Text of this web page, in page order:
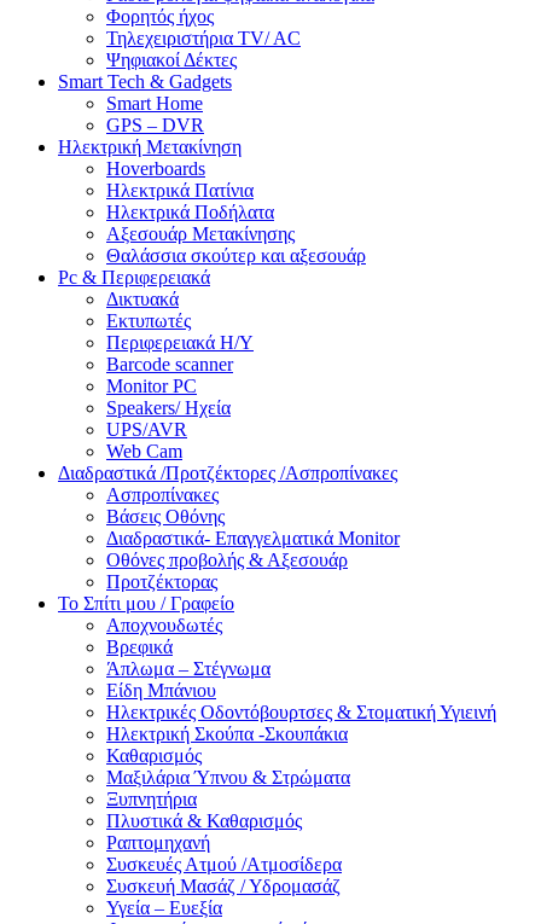
Φορητός ήχος
Τηλεχειριστήρια TV/ AC
Ψηφιακοί Δέκτες
Smart Tech & Gadgets
Smart Home
GPS – DVR
Ηλεκτρική Μετακίνηση
Hoverboards
Ηλεκτρικά Πατίνια
Ηλεκτρικά Ποδήλατα
Αξεσουάρ Μετακίνησης
Θαλάσσια σκούτερ και αξεσουάρ
Pc & Περιφερειακά
Δικτυακά
Εκτυπωτές
Περιφερειακά Η/Υ
Barcode scanner
Monitor PC
Speakers/ Ηχεία
UPS/AVR
Web Cam
Διαδραστικά /Προτζέκτορες /Ασπροπίνακες
Ασπροπίνακες
Βάσεις Οθόνης
Διαδραστικά- Επαγγελματικά Monitor
Οθόνες προβολής & Αξεσουάρ
Προτζέκτορας
Το Σπίτι μου / Γραφείο
Αποχνουδωτές
Βρεφικά
Άπλωμα – Στέγνωμα
Είδη Μπάνιου
Ηλεκτρικές Οδοντόβουρτσες & Στοματική Υγιεινή
Ηλεκτρική Σκούπα -Σκουπάκια
Καθαρισμός
Μαξιλάρια Ύπνου & Στρώματα
Ξυπνητήρια
Πλυστικά & Καθαρισμός
Ραπτομηχανή
Συσκευές Ατμού /Ατμοσίδερα
Συσκευή Μασάζ / Υδρομασάζ
Υγεία – Ευεξία